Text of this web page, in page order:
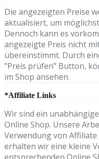
Die angezeigten Preise
aktualisiert, um
Dennoch kann es
angezeigte Preis nicht
übereinstimmt. Durch
"Preis prüfen" Button,
im Shop ansehen.
*Affiliate Links
Wir sind ein
Online Shop. Unsere
Verwendung von Affiliate
erhalten wir eine kleine